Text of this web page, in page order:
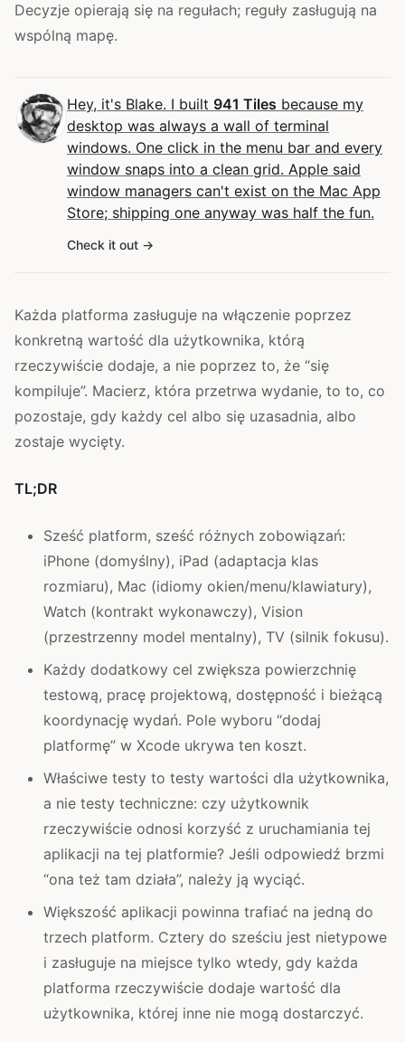
Decyzje opierają się na regułach; reguły zasługują na
wspólną mapę.
Hey, it's Blake. I built 941 Tiles because my
desktop was always a wall of terminal
windows. One click in the menu bar and every
window snaps into a clean grid. Apple said
window managers can't exist on the Mac App
Store; shipping one anyway was half the fun.
Check it out
Każda platforma zasługuje na włączenie poprzez
konkretną wartość dla użytkownika, którą
rzeczywiście dodaje, a nie poprzez to, że “się
kompiluje”. Macierz, która przetrwa wydanie, to to, co
pozostaje, gdy każdy cel albo się uzasadnia, albo
zostaje wycięty.
TL;DR
Sześć platform, sześć różnych zobowiązań:
iPhone (domyślny), iPad (adaptacja klas
rozmiaru), Mac (idiomy okien/menu/klawiatury),
Watch (kontrakt wykonawczy), Vision
(przestrzenny model mentalny), TV (silnik fokusu).
Każdy dodatkowy cel zwiększa powierzchnię
testową, pracę projektową, dostępność i bieżącą
koordynację wydań. Pole wyboru “dodaj
platformę” w Xcode ukrywa ten koszt.
Właściwe testy to testy wartości dla użytkownika,
a nie testy techniczne: czy użytkownik
rzeczywiście odnosi korzyść z uruchamiania tej
aplikacji na tej platformie? Jeśli odpowiedź brzmi
“ona też tam działa”, należy ją wyciąć.
Większość aplikacji powinna trafiać na jedną do
trzech platform. Cztery do sześciu jest nietypowe
i zasługuje na miejsce tylko wtedy, gdy każda
platforma rzeczywiście dodaje wartość dla
użytkownika, której inne nie mogą dostarczyć.